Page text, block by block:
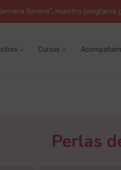
Serena", nuestro
Cursos
Perlas